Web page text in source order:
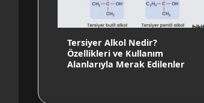
Tersiyer Alkol Nedir?
Özellikleri ve Kullanım
Alanlarıyla Merak Edilenler